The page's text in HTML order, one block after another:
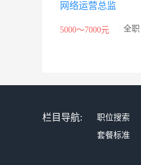
网络运营总监
5000～7000元 全职
栏目导航: 职位搜索
套餐标准